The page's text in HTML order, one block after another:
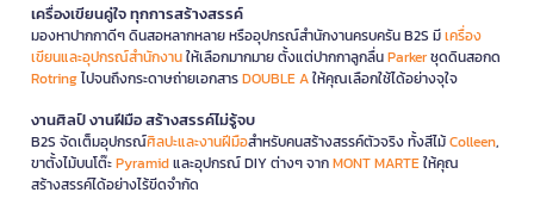
เครื่องเขียนคู่ใจ ทุกการสร้างสรรค์
มองหาปากกาดีๆ ดินสอหลากหลาย หรืออุปกรณ์สำนักงานครบครัน B2S มีเครื่อง
เขียนและอุปกรณ์สำนักงานให้เลือกมากมาย ตั้งแต่ปากกาลูกลื่นParkerชุดดินสอกด
Rotringไปจนถึงกระดาษถ่ายเอกสารDOUBLE Aให้คุณเลือกใช้ได้อย่างจุใจ
งานศิลป์ งานฝีมือ สร้างสรรค์ไม่รู้จบ
B2S จัดเต็มอุปกรณ์ศิลปะและงานฝีมือสำหรับคนสร้างสรรค์ตัวจริง ทั้งสีไม้Colleen,
ขาตั้งไม้บนโต๊ะPyramidและอุปกรณ์ DIY ต่างๆ จากMONT MARTEให้คุณ
สร้างสรรค์ได้อย่างไร้ขีดจำกัด